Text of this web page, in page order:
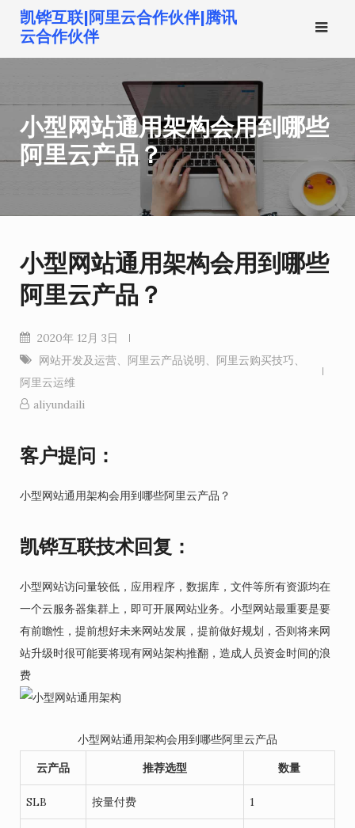
到
凯铧互联|阿里云合作伙伴|腾讯
云合作伙伴
小型网站通用架构会用到哪些
阿里云产品？
小型网站通用架构会用到哪些
阿里云产品？
2020年 12月 3日
网站开发及运营、 阿里云产品说明、 阿里云购买技巧、
阿里云运维
aliyundaili
客户提问：
小型网站通用架构会用到哪些阿里云产品？
凯铧互联技术回复：
小型网站访问量较低，应用程序，数据库，文件等所有资源均在
一个云服务器集群上，即可开展网站业务。小型网站最重要是要
有前瞻性，提前想好未来网站发展，提前做好规划，否则将来网
站升级时很可能要将现有网站架构推翻，造成人员资金时间的浪
费
小型网站通用架构会用到哪些阿里云产品
云产品
推荐选型 数量
SLB 按量付费 1